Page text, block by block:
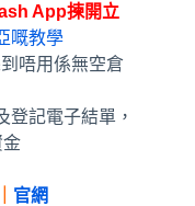
App揀開立
嘅教學
唔用係無空倉
登記電子結單，
金
官網